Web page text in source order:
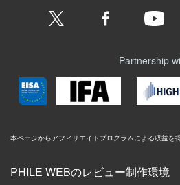
Partnership
本ページからアフィリエイトプログラムによる収益を
PHILE WEBのレビュー制作環境